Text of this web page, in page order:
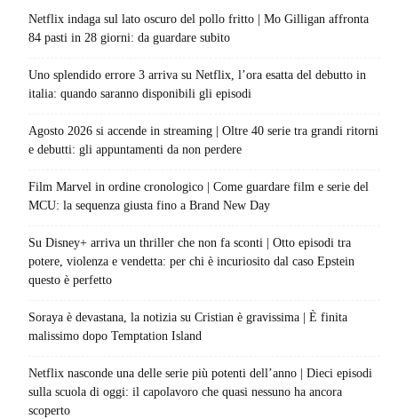
Netflix indaga sul lato oscuro del pollo fritto | Mo Gilligan affronta
84 pasti in 28 giorni: da guardare subito
Uno splendido errore 3 arriva su Netflix, l’ora esatta del debutto in
italia: quando saranno disponibili gli episodi
Agosto 2026 si accende in streaming | Oltre 40 serie tra grandi ritorni
e debutti: gli appuntamenti da non perdere
Film Marvel in ordine cronologico | Come guardare film e serie del
MCU: la sequenza giusta fino a Brand New Day
Su Disney+ arriva un thriller che non fa sconti | Otto episodi tra
potere, violenza e vendetta: per chi è incuriosito dal caso Epstein
questo è perfetto
Soraya è devastana, la notizia su Cristian è gravissima | È finita
malissimo dopo Temptation Island
Netflix nasconde una delle serie più potenti dell’anno | Dieci episodi
sulla scuola di oggi: il capolavoro che quasi nessuno ha ancora
scoperto